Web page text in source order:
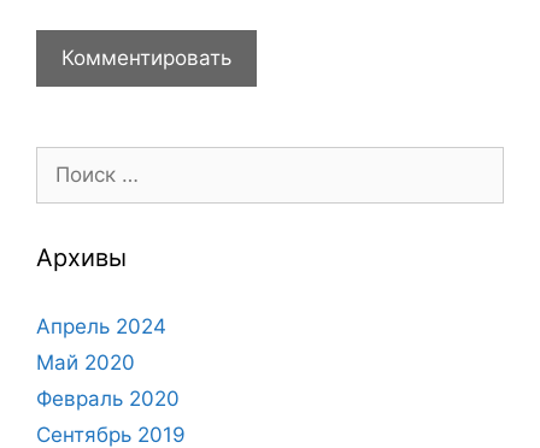
Архивы
Апрель 2024
Май 2020
Февраль 2020
Сентябрь 2019